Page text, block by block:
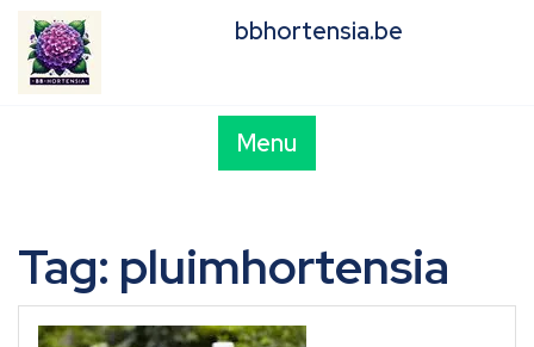
content
bbhortensia.be
Menu
Tag: pluimhortensia